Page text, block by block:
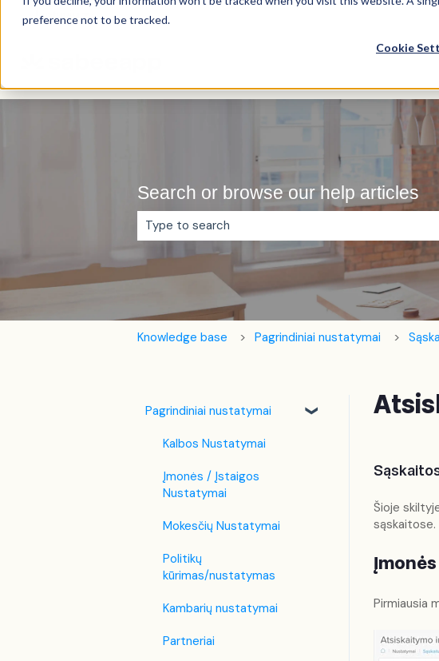
preference not to be tracked.
Cookie
Lietuvių Rodyti vertimų submeniu
Search or browse our help articles
Pasiūlymų nėra, nes tuščias paieškos laukas.
Knowledge base Pagrindiniai nustatymai
Šioje
sąskaitose.
Pirmiausia
Pagrindiniai nustatymai
Kalbos Nustatymai
Įmonės / Įstaigos
Nustatymai
Mokesčių Nustatymai
Politikų
kūrimas/nustatymas
Kambarių nustatymai
Partneriai